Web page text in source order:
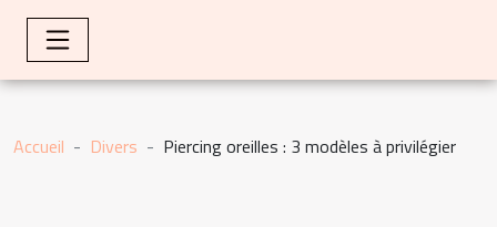
Accueil Divers Piercing oreilles : 3 modèles à privilégier